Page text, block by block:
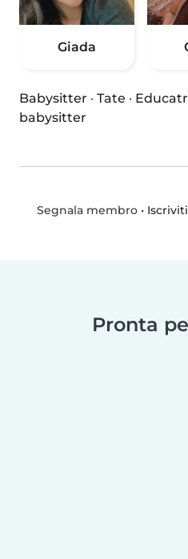
Giada
Babysitter · Tate ·
babysitter
Segnala membro•
Pronta